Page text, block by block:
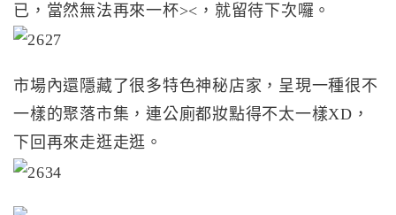
已，當然無法再來一杯><，就留待下次囉。
市場內還隱藏了很多特色神秘店家，呈現一種很不
一樣的聚落市集，連公廁都妝點得不太一樣XD，
下回再來走逛走逛。